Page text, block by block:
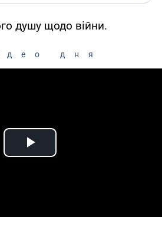
душу щодо війни.
дня
Play Video